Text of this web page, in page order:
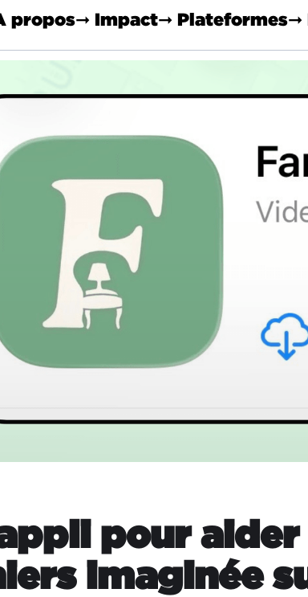
propos➞ Impact➞ Plateformes➞
pour
imaginée